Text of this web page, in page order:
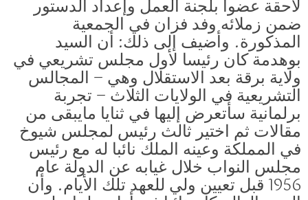
لاحقة عضوا بلجنة العمل وإعداد الدستور
ضمن زملائه وفد فزان في الجمعية
المذكورة. وأضيف إلى ذلك: أن السيد
بوهدمة كان رئيسا لأول مجلس تشريعي في
ولاية برقة بعد الاستقلال وهي – المجالس
التشريعية في الولايات الثلاث – تجربة
برلمانية سأتعرض إليها في ثنايا مايبقى من
مقالات ثم اختير ثالث رئيس لمجلس شيوخ
في المملكة وعينه الملك نائبا له مع رئيس
مجلس النواب خلال غيابه عن الدولة عام
1956 قبل تعيين ولي للعهد تلك الأيام. وأن